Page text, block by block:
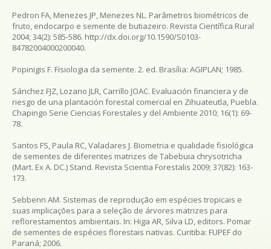
Pedron FA, Menezes JP, Menezes NL. Parâmetros biométricos de
fruto, endocarpo e semente de butiazeiro. Revista Científica Rural
2004; 34(2): 585-586. http://dx.doi.org/10.1590/S0103-
84782004000200040.
Popinigis F. Fisiologia da semente. 2. ed. Brasília: AGIPLAN; 1985.
Sánchez FJZ, Lozano JLR, Carrillo JOAC. Evaluación financiera y de
riesgo de una plantación forestal comercial en Zihuateutla, Puebla.
Chapingo Serie Ciencias Forestales y del Ambiente 2010; 16(1): 69-
78.
Santos FS, Paula RC, Valadares J. Biometria e qualidade fisiológica
de sementes de diferentes matrizes de Tabebuia chrysotricha
(Mart. Ex A. DC.) Stand. Revista Scientia Forestalis 2009; 37(82): 163-
173.
Sebbenn AM. Sistemas de reprodução em espécies tropicais e
suas implicações para a seleção de árvores matrizes para
reflorestamentos ambientais. In: Higa AR, Silva LD, editors. Pomar
de sementes de espécies florestais nativas. Curitiba: FUPEF do
Paraná; 2006.